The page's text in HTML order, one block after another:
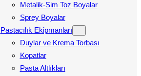
Metalik-Sim Toz Boyalar
Sprey Boyalar
Pastacılık Ekipmanları
Duylar ve Krema Torbası
Kopatlar
Pasta Altlıkları